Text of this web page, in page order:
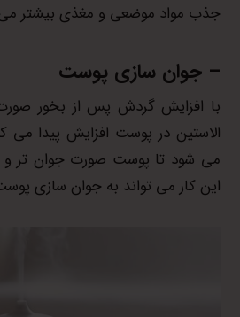
جذب مواد موضعی و مغذی بیشتر
– جوان سازی پوست
با افزایش گردش پس از بخور صورت،
الاستین در پوست افزایش پیدا
می شود تا پوست صورت جوان تر و
این کار می تواند به جوان سازی